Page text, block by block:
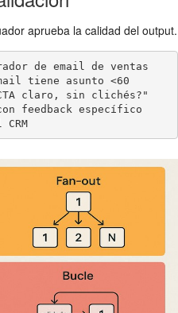
aprueba la calidad del output.
de email de ventas
tiene asunto <60
claro, sin clichés?"
CRM